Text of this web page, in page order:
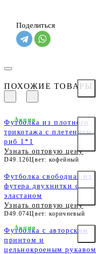
Поделиться
ПОХОЖИЕ ТОВАРЫ
Футболка из плотного
трикотажа с плетением
риб 1*1
Узнать оптовую цену
D49.126Цвет: кофейный
Акция
Футболка свободная из
футера двухнитки с
эластаном
Узнать оптовую цену
D49.074Цвет: коричневый
Футболка с авторским
принтом и
цельнокроеным рукавом
Акция